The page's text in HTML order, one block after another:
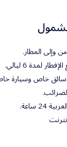
وإلى المطار.
لمدة 6 ليالي.
خاص وسيارة
24 ساعة.